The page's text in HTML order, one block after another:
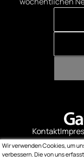
Kontakt
© Gault & Millau
Wir verwenden Cookies, um
verbessern. Die von uns